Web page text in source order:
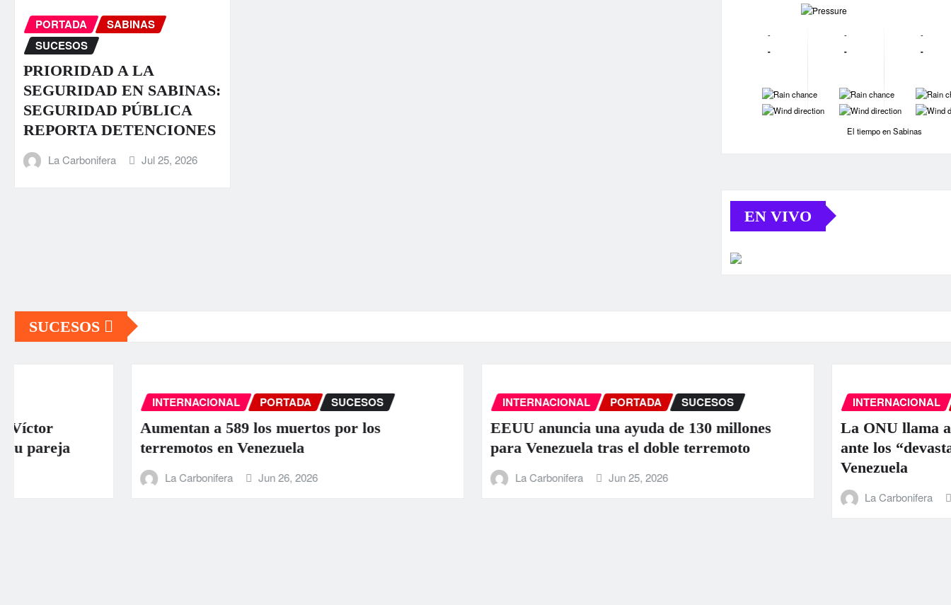
PORTADA
SABINAS
SUCESOS
PRIORIDAD A LA
SEGURIDAD EN SABINAS:
SEGURIDAD PÚBLICA
REPORTA DETENCIONES
La Carbonifera Jul 25, 2026
-
-
-
-
-
-
-
-
-
-
-
-
-
El tiempo en Sabinas
EN VIVO
SUCESOS
PORTADA SUCESOS
Aumentan a 589 los muertos por los
terremotos en Venezuela
Jun 26, 2026
INTERNACIONAL PORTADA SUCESOS
EEUU anuncia una ayuda de 130 millones
para Venezuela tras el doble terremoto
Jun 25, 2026
INTERNACIONAL PORTADA
La ONU llama a la colaboración
ante los “devastadores”
Jun 25, 2026